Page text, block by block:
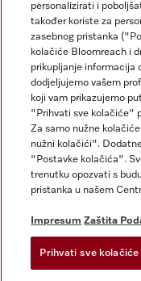
Impresum
Opći uvjeti
Zaštita podataka
Uvjeti Korištenja
Izjava o pristupačnosti
Zakon o digitalnim
Postavke kolačića
Miele na Instagramu
Miele na
personalizirati i
također koriste za
zasebnog pristanka
kolačiće Bloomreach i
prikupljanje informacija
dodjeljujemo vašem
koji vam prikazujemo
"Prihvati sve kolačiće"
Za samo nužne
nužni kolačići".
"Postavke kolačića".
trenutku opozvati s
pristanka u našem
Impresum Zaštita
Prihvati sve kolačiće